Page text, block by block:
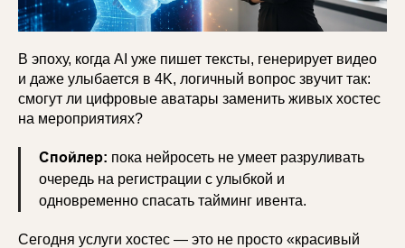
В эпоху, когда AI уже пишет тексты, генерирует видео
и даже улыбается в 4K, логичный вопрос звучит так:
смогут ли цифровые аватары заменить живых хостес
на мероприятиях?
Спойлер: пока нейросеть не умеет разруливать
очередь на регистрации с улыбкой и
одновременно спасать тайминг ивента.
Сегодня услуги хостес — это не просто «красивый